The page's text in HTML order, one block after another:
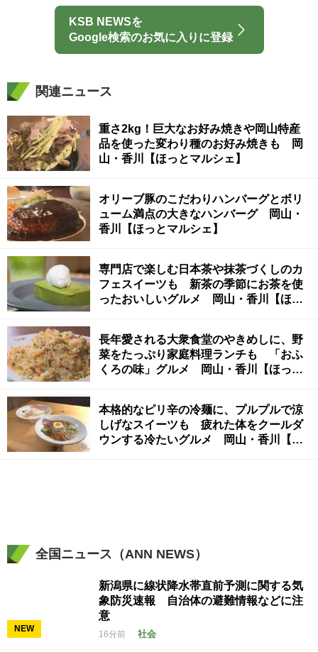
KSB NEWSを
Google検索のお気に入りに登録
関連ニュース
重さ2kg！巨大なお好み焼きや岡山特産
品を使った変わり種のお好み焼きも 岡
山・香川【ほっとマルシェ】
オリーブ豚のこだわりハンバーグとボリ
ューム満点の大きなハンバーグ 岡山・
香川【ほっとマルシェ】
専門店で楽しむ日本茶や抹茶づくしのカ
フェスイーツも 新茶の季節にお茶を使
ったおいしいグルメ 岡山・香川【ほっ
長年愛される大衆食堂のやきめしに、野
菜をたっぷり家庭料理ランチも 「おふ
くろの味」グルメ 岡山・香川【ほっと
本格的なピリ辛の冷麺に、プルプルで涼
しげなスイーツも 疲れた体をクールダ
ウンする冷たいグルメ 岡山・香川【ほ
全国ニュース（ANN NEWS）
NEW
新潟県に線状降水帯直前予測に関する気
象防災速報 自治体の避難情報などに注
意
16分前 社会